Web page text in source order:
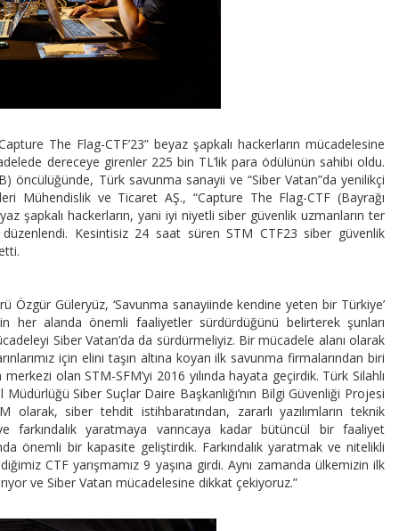
The Flag-CTF’23” beyaz şapkalı hackerların mücadelesine
dereceye girenler 225 bin TL’lik para ödülünün sahibi oldu.
öncülüğünde, Türk savunma sanayii ve “Siber Vatan”da yenilikçi
Mühendislik ve Ticaret AŞ., “Capture The Flag-CTF (Bayrağı
şapkalı hackerların, yani iyi niyetli siber güvenlik uzmanların ter
Kesintisiz 24 saat süren STM CTF23 siber güvenlik
Özgür Güleryüz, ‘Savunma sanayiinde kendine yeten bir Türkiye’
her alanda önemli faaliyetler sürdürdüğünü belirterek şunları
Siber Vatan’da da sürdürmeliyiz. Bir mücadele alanı olarak
için elini taşın altına koyan ilk savunma firmalarından biri
olan STM-SFM’yi 2016 yılında hayata geçirdik. Türk Silahlı
Siber Suçlar Daire Başkanlığı’nın Bilgi Güvenliği Projesi
siber tehdit istihbaratından, zararlı yazılımların teknik
farkındalık yaratmaya varıncaya kadar bütüncül bir faaliyet
önemli bir kapasite geliştirdik. Farkındalık yaratmak ve nitelikli
CTF yarışmamız 9 yaşına girdi. Aynı zamanda ülkemizin ilk
ve Siber Vatan mücadelesine dikkat çekiyoruz.”